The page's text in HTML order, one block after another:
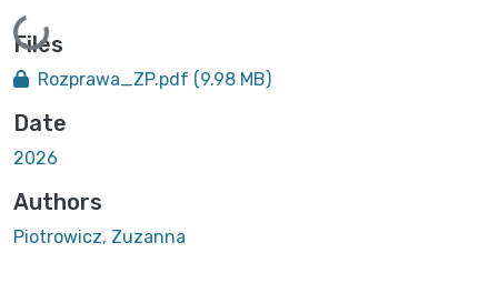
Loading...
Files
Rozprawa_ZP.pdf (9.98 MB)
Date
2026
Authors
Piotrowicz, Zuzanna